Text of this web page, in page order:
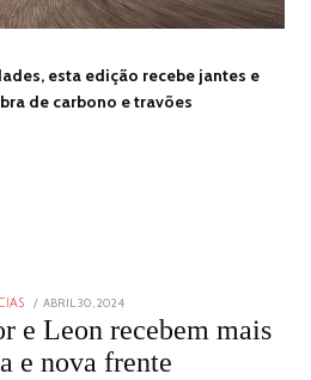
esta edição recebe jantes e
de carbono e travões
POSTED
ON
ABRIL 30, 2024
2024
e Leon recebem mais
e nova frente